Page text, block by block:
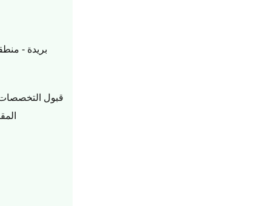
بريدة -
قبول